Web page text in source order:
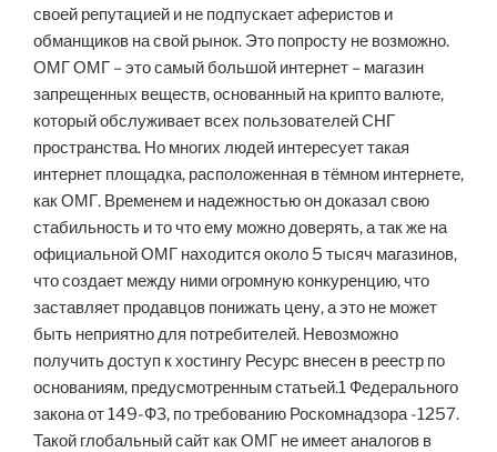
своей репутацией и не подпускает аферистов и
обманщиков на свой рынок. Это попросту не возможно.
ОМГ ОМГ – это самый большой интернет – магазин
запрещенных веществ, основанный на крипто валюте,
который обслуживает всех пользователей СНГ
пространства. Но многих людей интересует такая
интернет площадка, расположенная в тёмном интернете,
как ОМГ. Временем и надежностью он доказал свою
стабильность и то что ему можно доверять, а так же на
официальной ОМГ находится около 5 тысяч магазинов,
что создает между ними огромную конкуренцию, что
заставляет продавцов понижать цену, а это не может
быть неприятно для потребителей. Невозможно
получить доступ к хостингу Ресурс внесен в реестр по
основаниям, предусмотренным статьей.1 Федерального
закона от 149-ФЗ, по требованию Роскомнадзора -1257.
Такой глобальный сайт как ОМГ не имеет аналогов в